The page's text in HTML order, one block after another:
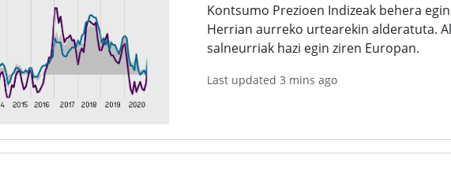
Kontsumo Prezioen Indizeak behera
Herrian aurreko urtearekin alderatuta.
salneurriak hazi egin ziren Europan.
Last updated 3 mins ago